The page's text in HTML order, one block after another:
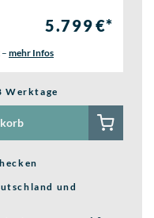
5.799 €*
– mehr Infos
Werktage
und